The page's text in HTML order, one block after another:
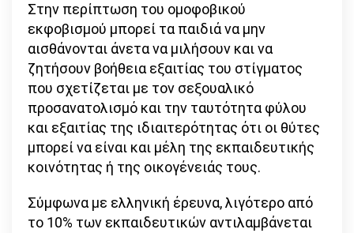
Στην περίπτωση του ομοφοβικού
εκφοβισμού μπορεί τα παιδιά να μην
αισθάνονται άνετα να μιλήσουν και να
ζητήσουν βοήθεια εξαιτίας του στίγματος
που σχετίζεται με τον σεξουαλικό
προσανατολισμό και την ταυτότητα φύλου
και εξαιτίας της ιδιαιτερότητας ότι οι θύτες
μπορεί να είναι και μέλη της εκπαιδευτικής
κοινότητας ή της οικογένειάς τους.
Σύμφωνα με ελληνική έρευνα, λιγότερο από
το 10% των εκπαιδευτικών αντιλαμβάνεται